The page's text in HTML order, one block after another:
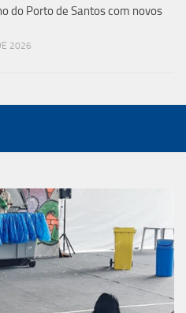
do Porto de Santos com novos
2026